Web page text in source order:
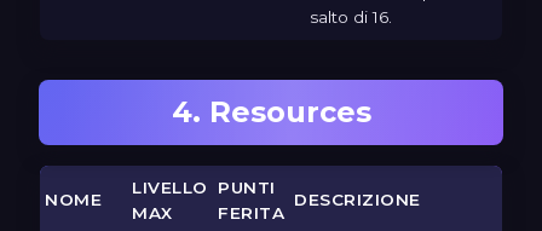
salto di 16.
4. Resources
NOME
LIVELLO
MAX
PUNTI
FERITA
DESCRIZIONE